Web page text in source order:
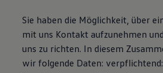
Sie haben die Möglichkeit, über
mit uns Kontakt aufzunehmen
uns zu richten. In diesem
wir folgende Daten: